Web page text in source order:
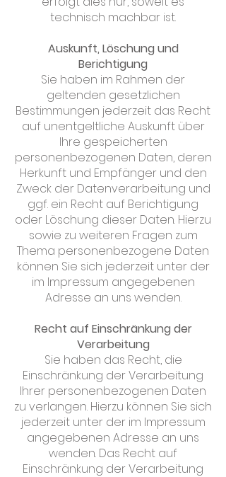
technisch machbar ist.
Auskunft, Löschung und
Berichtigung
Sie haben im Rahmen der
geltenden gesetzlichen
Bestimmungen jederzeit das Recht
auf unentgeltliche Auskunft über
Ihre gespeicherten
personenbezogenen Daten, deren
Herkunft und Empfänger und den
Zweck der Datenverarbeitung und
ggf. ein Recht auf Berichtigung
oder Löschung dieser Daten. Hierzu
sowie zu weiteren Fragen zum
Thema personenbezogene Daten
können Sie sich jederzeit unter der
im Impressum angegebenen
Adresse an uns wenden.
Recht auf Einschränkung der
Verarbeitung
Sie haben das Recht, die
Einschränkung der Verarbeitung
Ihrer personenbezogenen Daten
zu verlangen. Hierzu können Sie sich
jederzeit unter der im Impressum
angegebenen Adresse an uns
wenden. Das Recht auf
Einschränkung der Verarbeitung